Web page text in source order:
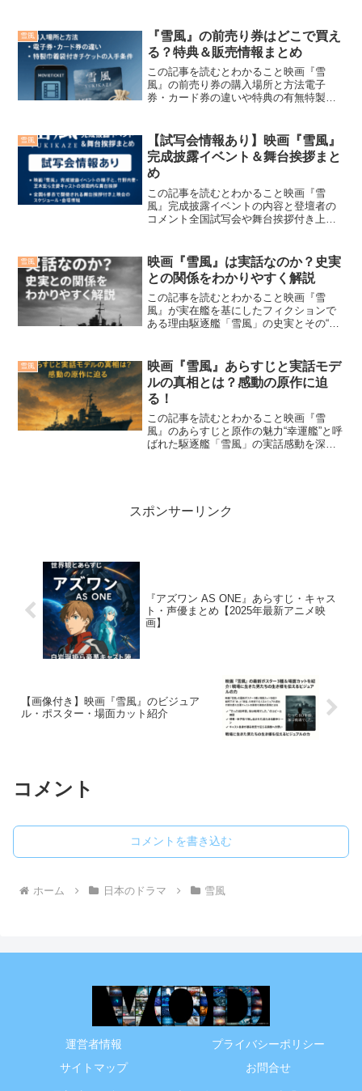
上映館、上映スケジュールを知りたい方
へ。この記事では「...
雪風
『雪風』の前売り券はどこで買え
る？特典＆販売情報まとめ
この記事を読むとわかること映画『雪
風』の前売り券の購入場所と方法電子
券・カード券の違いや特典の有無特製巾
で購入できるのか気になりますよね。雪
風 の 前売り券 は...
雪風
【試写会情報あり】映画『雪風』
完成披露イベント＆舞台挨拶まと
め
この記事を読むとわかること映画『雪
風』完成披露イベントの内容と登壇者の
コメント全国試写会や舞台挨拶付き上映
み【試写会情報あり】映画『雪風』完成
披露イベント＆舞台挨拶まと...
雪風
映画『雪風』は実話なのか？史実
との関係をわかりやすく解説
この記事を読むとわかること映画『雪
風』が実在艦を基にしたフィクションで
ある理由駆逐艦「雪風」の史実とその“奇
『雪風』は、実在した駆逐艦「雪風」が
モデルとなっている物語...
雪風
映画『雪風』あらすじと実話モデ
ルの真相とは？感動の原作に迫
る！
この記事を読むとわかること映画『雪
風』のあらすじと原作の魅力“幸運艦”と呼
ばれた駆逐艦「雪風」の実話感動を深め
スポンサーリンク
『アズワン AS ONE』あらすじ・キャス
ト・声優まとめ【2025年最新アニメ映
画】
【画像付き】映画『雪風』のビジュア
ル・ポスター・場面カット紹介
コメント
コメントを書き込む
ホーム 日本のドラマ 雪風
運営者情報
プライバシーポリシー
サイトマップ
お問合せ